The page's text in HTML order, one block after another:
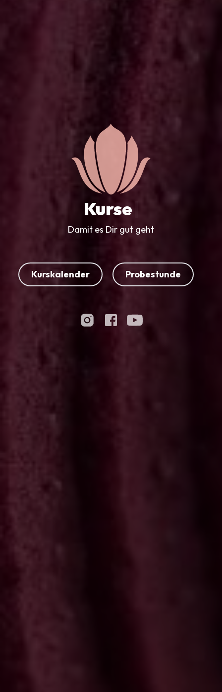
Kurse
Damit es Dir gut geht
Kurskalender Probestunde